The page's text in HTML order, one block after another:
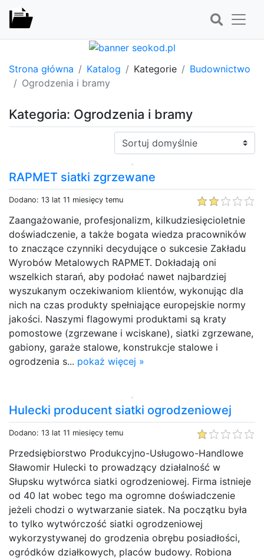
Strona główna Katalog Kategorie
Budownictwo
Ogrodzenia i bramy
Kategoria: Ogrodzenia i bramy
Sortuj:
RAPMET siatki zgrzewane
Dodano: 13 lat 11 miesięcy temu
Zaangażowanie, profesjonalizm, kilkudziesięcioletnie
doświadczenie, a także bogata wiedza pracowników
to znaczące czynniki decydujące o sukcesie Zakładu
Wyrobów Metalowych RAPMET. Dokładają oni
wszelkich starań, aby podołać nawet najbardziej
wyszukanym oczekiwaniom klientów, wykonując dla
nich na czas produkty spełniające europejskie normy
jakości. Naszymi flagowymi produktami są kraty
pomostowe (zgrzewane i wciskane), siatki zgrzewane,
gabiony, garaże stalowe, konstrukcje stalowe i
ogrodzenia s... pokaż więcej »
Hulecki producent siatki ogrodzeniowej
Dodano: 13 lat 11 miesięcy temu
Przedsiębiorstwo Produkcyjno-Usługowo-Handlowe
Sławomir Hulecki to prowadzący działalność w
Słupsku wytwórca siatki ogrodzeniowej. Firma istnieje
od 40 lat wobec tego ma ogromne doświadczenie
jeżeli chodzi o wytwarzanie siatek. Na początku była
to tylko wytwórczość siatki ogrodzeniowej
wykorzystywanej do grodzenia obrębu posiadłości,
ogródków działkowych, placów budowy. Robiona